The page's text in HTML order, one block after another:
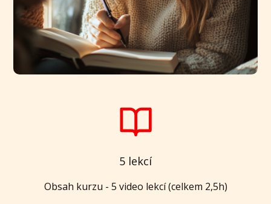
5 lekcí
Obsah kurzu - 5 video lekcí (celkem 2,5h)